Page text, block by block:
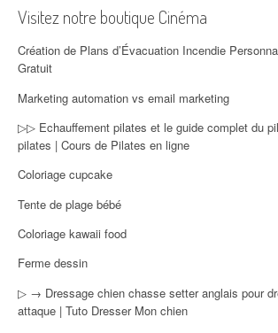
Visitez notre boutique Cinéma
Création de Plans d’Évacuation Incendie
Gratuit
Marketing automation vs email marketing
▷▷ Echauffement pilates et le guide complet du
pilates | Cours de Pilates en ligne
Coloriage cupcake
Tente de plage bébé
Coloriage kawaii food
Ferme dessin
▷ → Dressage chien chasse setter anglais pour
attaque | Tuto Dresser Mon chien